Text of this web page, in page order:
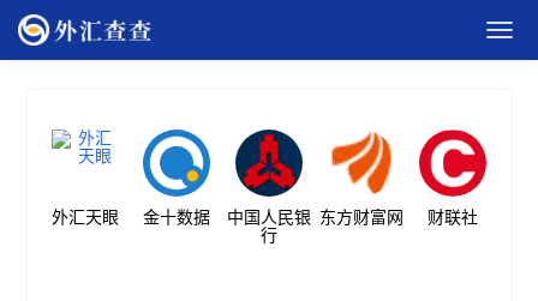
外汇天眼 金十数据
中国人民银
行
东方财富网 财联社